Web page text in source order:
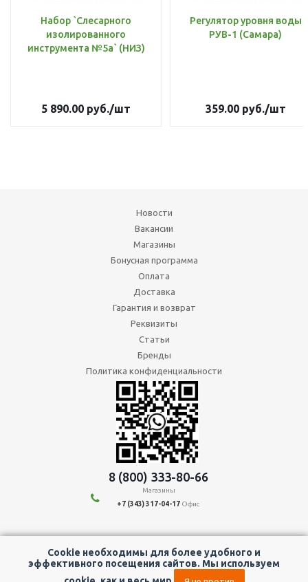
Cookie необходимы для более удобного и
эффективного посещения сайтов. Мы используем
Набор `Слесарного
изолированного
инструмента №5а` (НИЗ)
5 890.00 руб./шт
Регулятор уровня воды
РУВ-1 (Самара)
359.00руб./шт
Новости
Вакансии
Магазины
Бонусная программа
Оплата
Доставка
Гарантия и возврат
Реквизиты
Статьи
Бренды
Политика конфиденциальности
8 (800) 333-80-66
Магазины
+7 (343) 317-04-17 Офис
Мы в социальных сетях: